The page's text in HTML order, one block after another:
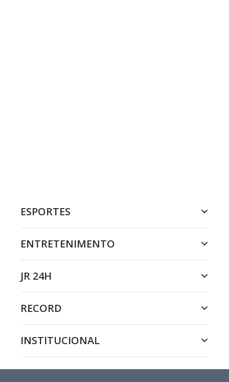
ESPORTES
ENTRETENIMENTO
JR 24H
RECORD
INSTITUCIONAL